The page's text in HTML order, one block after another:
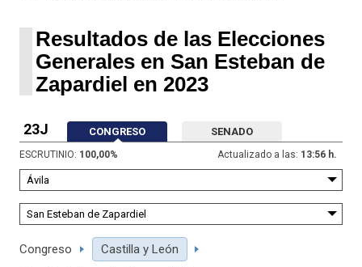
Resultados de las Elecciones
Generales en San Esteban de
Zapardiel en 2023
23J CONGRESO SENADO
ESCRUTINIO: 100,00% Actualizado a las: 13:56 h.
Congreso Castilla y León